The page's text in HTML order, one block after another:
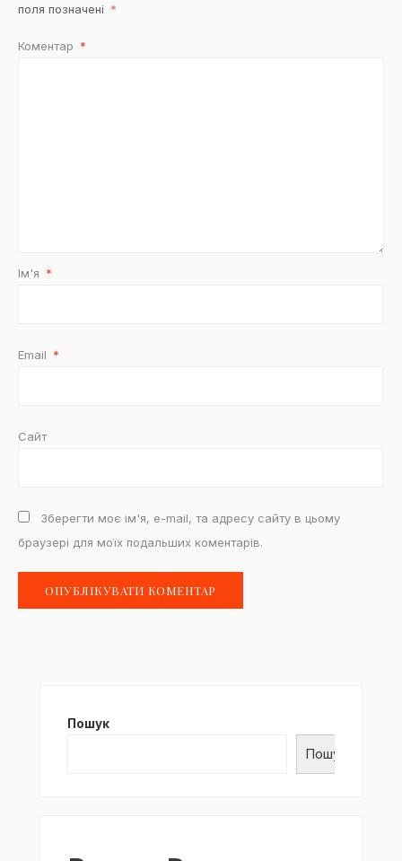
поля позначені *
Коментар *
Ім'я *
Email *
Сайт
Зберегти моє ім'я, e-mail, та адресу сайту в цьому
браузері для моїх подальших коментарів.
Пошук
Пошук